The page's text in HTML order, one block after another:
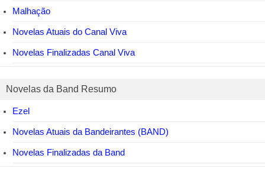
Malhação
Novelas Atuais do Canal Viva
Novelas Finalizadas Canal Viva
Novelas da Band Resumo
Ezel
Novelas Atuais da Bandeirantes (BAND)
Novelas Finalizadas da Band